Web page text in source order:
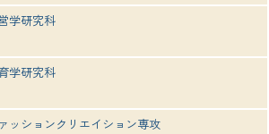
学研究科
学研究科
ッションクリエイション専攻